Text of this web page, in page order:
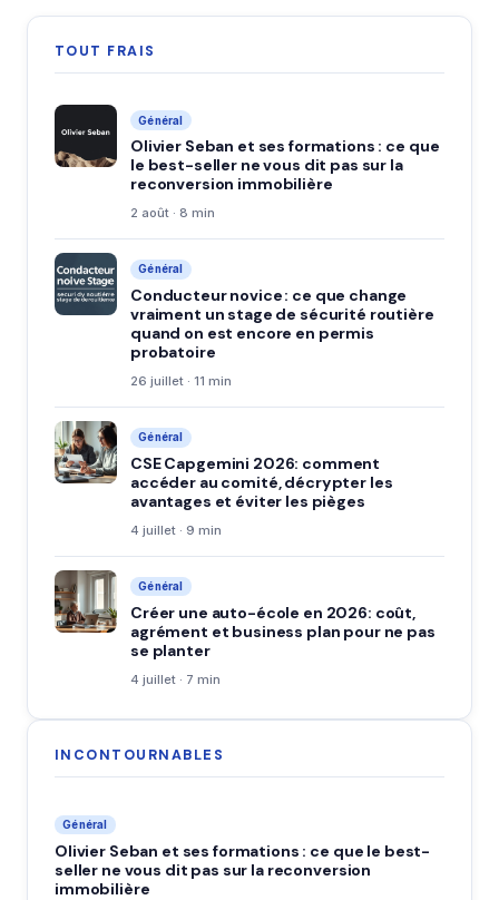
TOUT FRAIS
Général
Olivier Seban et ses formations : ce que
le best-seller ne vous dit pas sur la
reconversion immobilière
2 août · 8 min
Général
Conducteur novice : ce que change
vraiment un stage de sécurité routière
quand on est encore en permis
probatoire
26 juillet · 11 min
Général
CSE Capgemini 2026: comment
accéder au comité, décrypter les
avantages et éviter les pièges
4 juillet · 9 min
Général
Créer une auto-école en 2026: coût,
agrément et business plan pour ne pas
se planter
4 juillet · 7 min
INCONTOURNABLES
Général
Olivier Seban et ses formations : ce que le best-
seller ne vous dit pas sur la reconversion
immobilière